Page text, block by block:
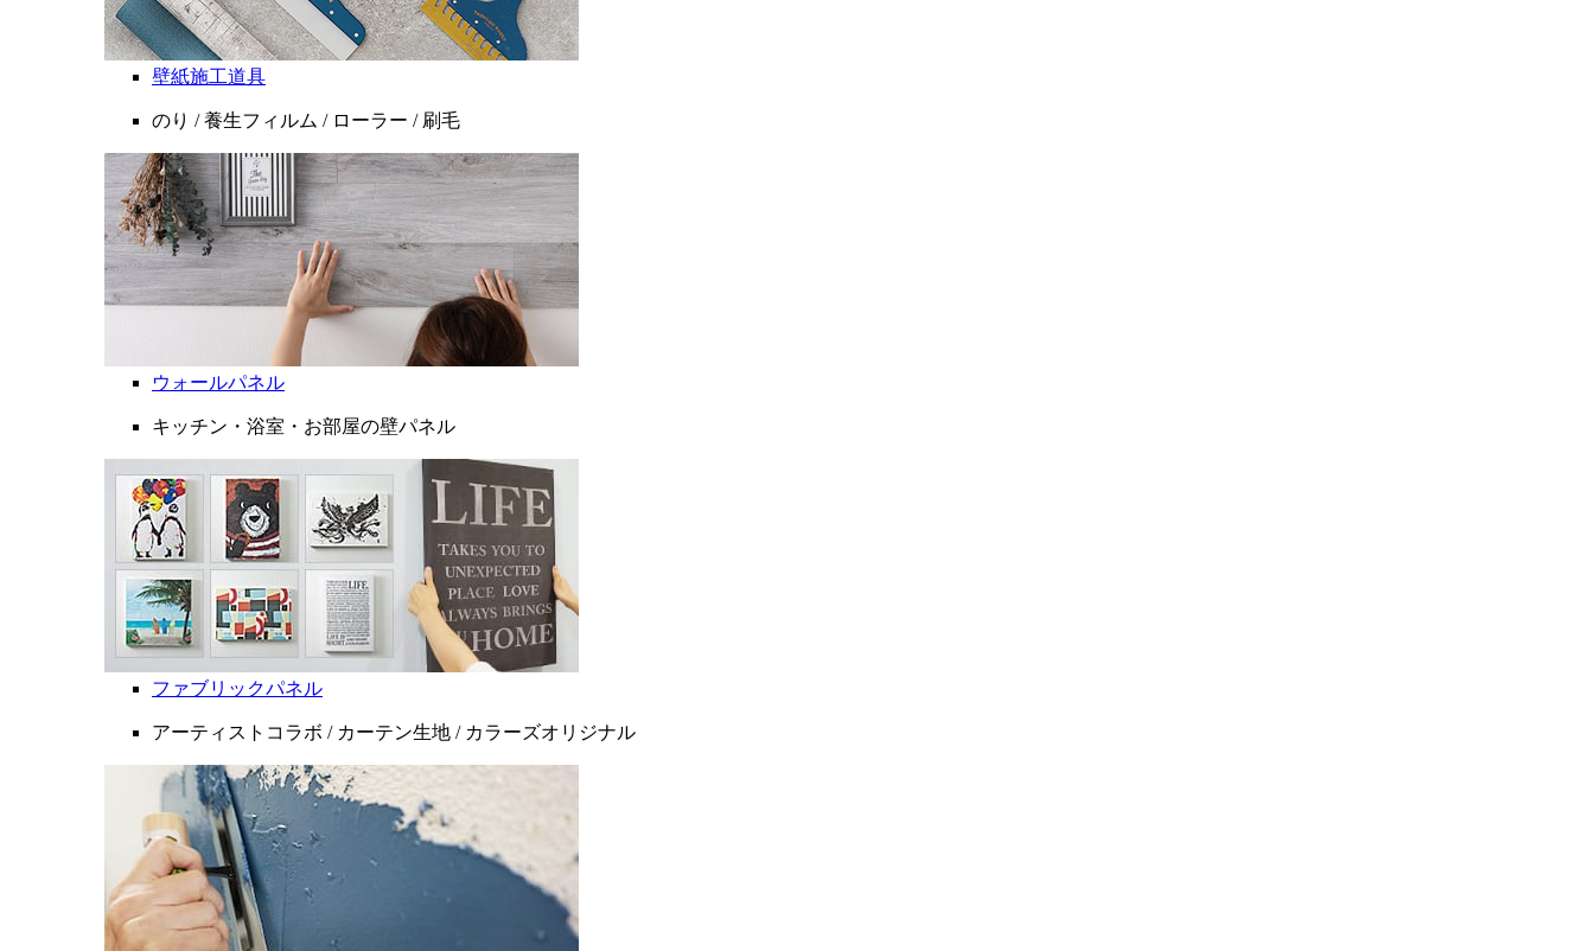
壁紙施工道具
のり / 養生フィルム / ローラー / 刷毛
ウォールパネル
キッチン・浴室・お部屋の壁パネル
ファブリックパネル
アーティストコラボ / カーテン生地 / カラーズオリジナル